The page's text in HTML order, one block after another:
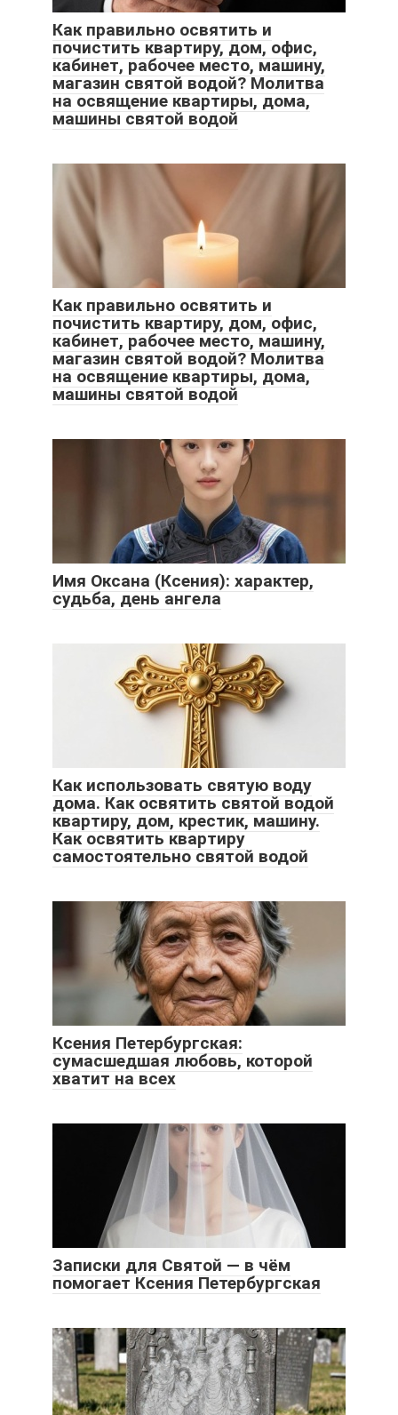
Как правильно освятить и
почистить квартиру, дом, офис,
кабинет, рабочее место, машину,
магазин святой водой? Молитва
на освящение квартиры, дома,
машины святой водой
Как правильно освятить и
почистить квартиру, дом, офис,
кабинет, рабочее место, машину,
магазин святой водой? Молитва
на освящение квартиры, дома,
машины святой водой
Имя Оксана (Ксения): характер,
судьба, день ангела
Как использовать святую воду
дома. Как освятить святой водой
квартиру, дом, крестик, машину.
Как освятить квартиру
самостоятельно святой водой
Ксения Петербургская:
сумасшедшая любовь, которой
хватит на всех
Записки для Святой — в чём
помогает Ксения Петербургская